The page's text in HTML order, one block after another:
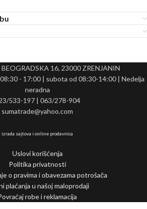
16, 23000 ZRENJANIN
- 17:00 | subota od 08:30-14:00 | Nedelja
neradna
533-197 | 063/278-904
sumatrade@yahoo.com
izrada sajtova i online prodavnica
Uslovi korišćenja
Politika privatnosti
o pravima i obavezama potrošača
plaćanja u našoj maloprodaji
robe i reklamacija